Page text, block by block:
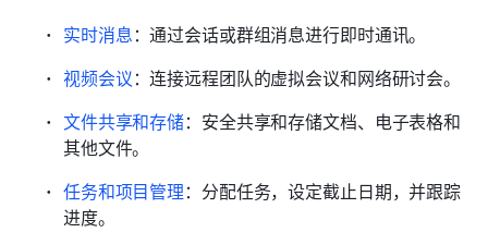
实时消息：通过会话或群组消息进行即时通讯。
视频会议：连接远程团队的虚拟会议和网络研讨会。
文件共享和存储：安全共享和存储文档、电子表格和
其他文件。
任务和项目管理：分配任务，设定截止日期，并跟踪
进度。